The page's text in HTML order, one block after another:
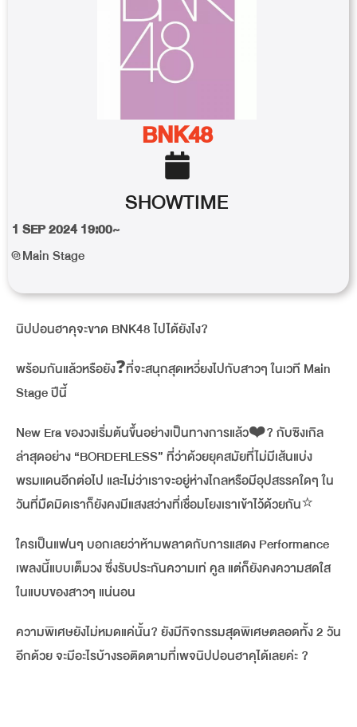
BNK48
SHOWTIME
1 SEP 2024 19:00~
@Main Stage
นิปปอนฮาคุจะขาด BNK48 ไปได้ยังไง?
พร้อมกันแล้วหรือยัง❓ที่จะสนุกสุดเหวี่ยงไปกับสาวๆ ในเวที Main
Stage ปีนี้
New Era ของวงเริ่มต้นขึ้นอย่างเป็นทางการแล้ว❤️‍? กับซิงเกิล
ล่าสุดอย่าง “BORDERLESS” ที่ว่าด้วยยุคสมัยที่ไม่มีเส้นแบ่ง
พรมแดนอีกต่อไป และไม่ว่าเราจะอยู่ห่างไกลหรือมีอุปสรรคใดๆ ใน
วันที่มืดมิดเราก็ยังคงมีแสงสว่างที่เชื่อมโยงเราเข้าไว้ด้วยกัน⭐️
ใครเป็นแฟนๆ บอกเลยว่าห้ามพลาดกับการแสดง Performance
เพลงนี้แบบเต็มวง ซึ่งรับประกันความเท่ คูล แต่ก็ยังคงความสดใส
ในแบบของสาวๆ แน่นอน
ความพิเศษยังไม่หมดแค่นั้น? ยังมีกิจกรรมสุดพิเศษตลอดทั้ง 2 วัน
อีกด้วย จะมีอะไรบ้างรอติดตามที่เพจนิปปอนฮาคุได้เลยค่ะ ?